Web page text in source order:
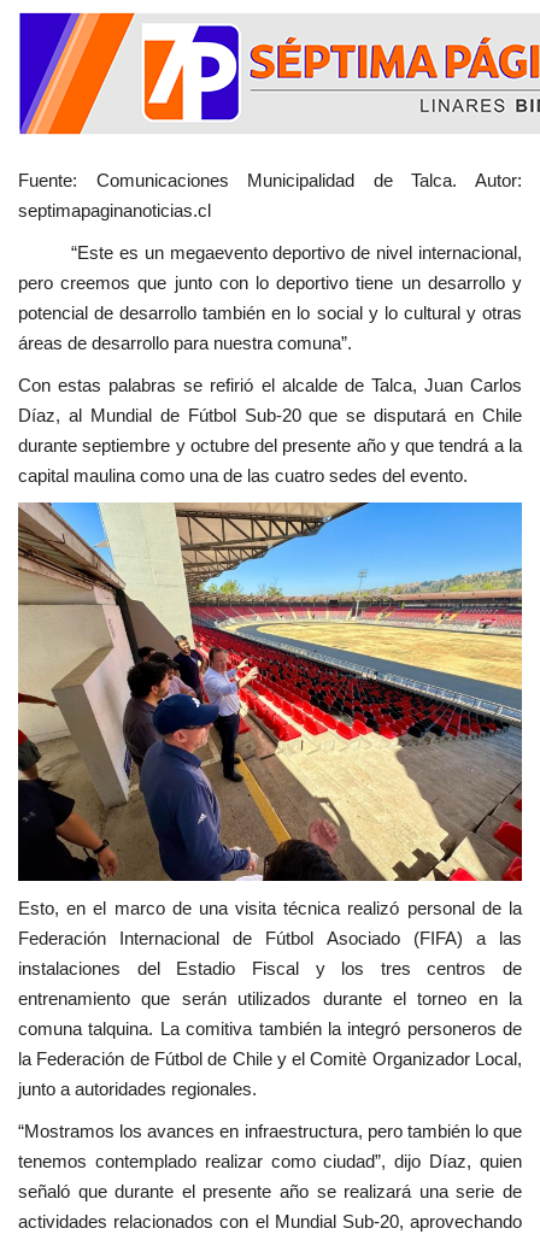
Fuente: Comunicaciones Municipalidad de Talca. Autor:
septimapaginanoticias.cl
“Este es un megaevento deportivo de nivel internacional,
pero creemos que junto con lo deportivo tiene un desarrollo y
potencial de desarrollo también en lo social y lo cultural y otras
áreas de desarrollo para nuestra comuna”.
Con estas palabras se refirió el alcalde de Talca, Juan Carlos
Díaz, al Mundial de Fútbol Sub-20 que se disputará en Chile
durante septiembre y octubre del presente año y que tendrá a la
capital maulina como una de las cuatro sedes del evento.
Esto, en el marco de una visita técnica realizó personal de la
Federación Internacional de Fútbol Asociado (FIFA) a las
instalaciones del Estadio Fiscal y los tres centros de
entrenamiento que serán utilizados durante el torneo en la
comuna talquina. La comitiva también la integró personeros de
la Federación de Fútbol de Chile y el Comitè Organizador Local,
junto a autoridades regionales.
“Mostramos los avances en infraestructura, pero también lo que
tenemos contemplado realizar como ciudad”, dijo Díaz, quien
señaló que durante el presente año se realizará una serie de
actividades relacionados con el Mundial Sub-20, aprovechando